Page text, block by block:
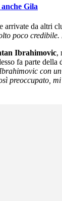
Gila
arrivate da altri
poco
Ibrahimovic,
fa parte
con
preoccupato,